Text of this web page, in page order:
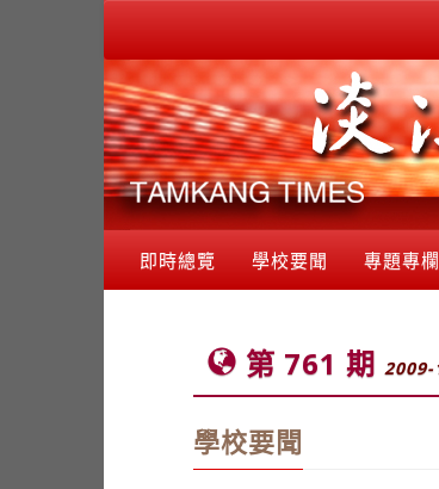
即時總覽 學校要聞 專題專欄
第 761 期 2009-
學校要聞